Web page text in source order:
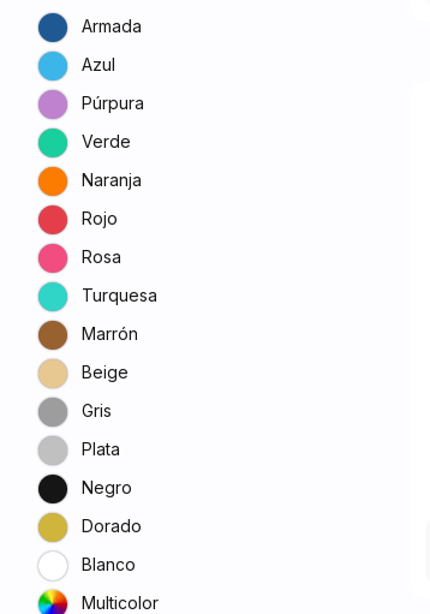
Armada
Azul
Púrpura
Verde
Naranja
Rojo
Rosa
Turquesa
Marrón
Beige
Gris
Plata
Negro
Dorado
Blanco
Multicolor